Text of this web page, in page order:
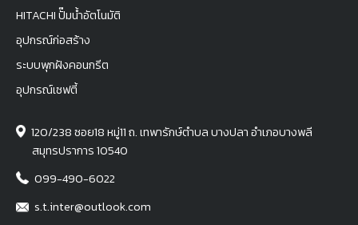
HITACHI ปั๊มน้ำอัตโนมัติ
อุปกรณ์ก่อสร้าง
ระบบพุกฝังคอนกรีต
อุปกรณ์เซฟตี้
120/238 ซอย18 หมู่11 ถ. เทพารักษ์ตำบล บางปลา อำเภอบางพลี
สมุทรปราการ 10540
099-490-6022
s.t.inter@outlook.com